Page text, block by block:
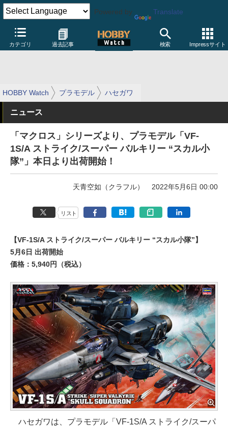
Powered by Translate
カテゴリ 過去記事 検索 Impressサイト
HOBBY Watch プラモデル ハセガワ
ニュース
「マクロス」シリーズより、プラモデル「VF-
1S/A ストライク/スーパー バルキリー “スカル小
隊”」本日より出荷開始！
天青空如（クラフル） 2022年5月6日 00:00
リスト
【VF-1S/A ストライク/スーパー バルキリー “スカル小隊”】
5月6日 出荷開始
価格：5,940円（税込）
ハセガワは、プラモデル「VF-1S/A ストライク/スーパ